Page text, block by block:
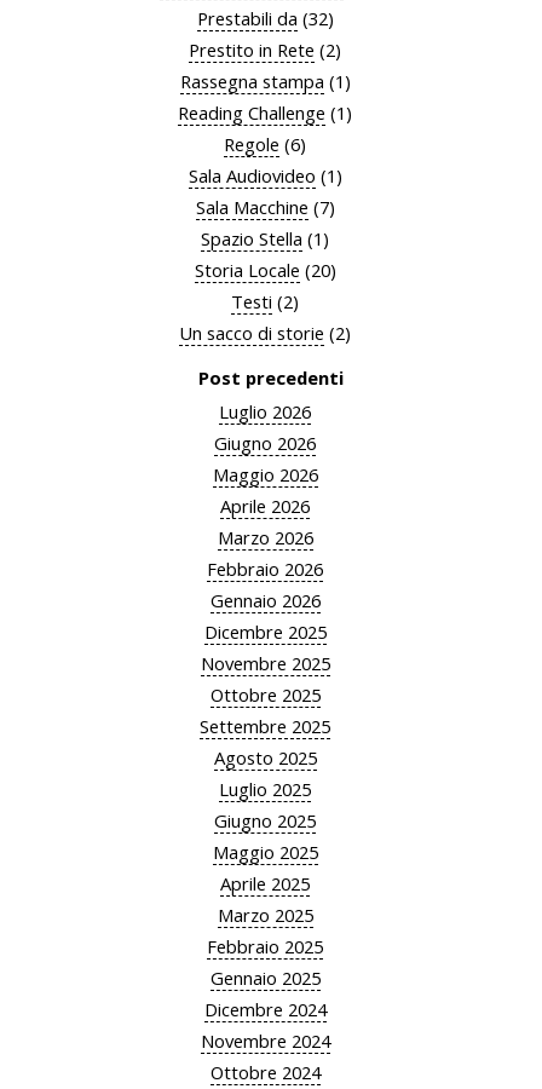
Prestabili da (32)
Prestito in Rete (2)
Rassegna stampa (1)
Reading Challenge (1)
Regole (6)
Sala Audiovideo (1)
Sala Macchine (7)
Spazio Stella (1)
Storia Locale (20)
Testi (2)
Un sacco di storie (2)
Post precedenti
Luglio 2026
Giugno 2026
Maggio 2026
Aprile 2026
Marzo 2026
Febbraio 2026
Gennaio 2026
Dicembre 2025
Novembre 2025
Ottobre 2025
Settembre 2025
Agosto 2025
Luglio 2025
Giugno 2025
Maggio 2025
Aprile 2025
Marzo 2025
Febbraio 2025
Gennaio 2025
Dicembre 2024
Novembre 2024
Ottobre 2024